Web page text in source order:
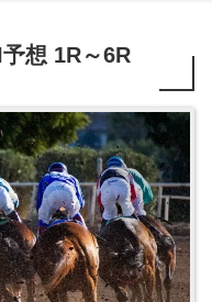
想 1R～6R